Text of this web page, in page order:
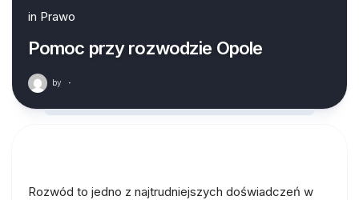
in Prawo
Pomoc przy rozwodzie Opole
by ·
Rozwód to jedno z najtrudniejszych doświadczeń w